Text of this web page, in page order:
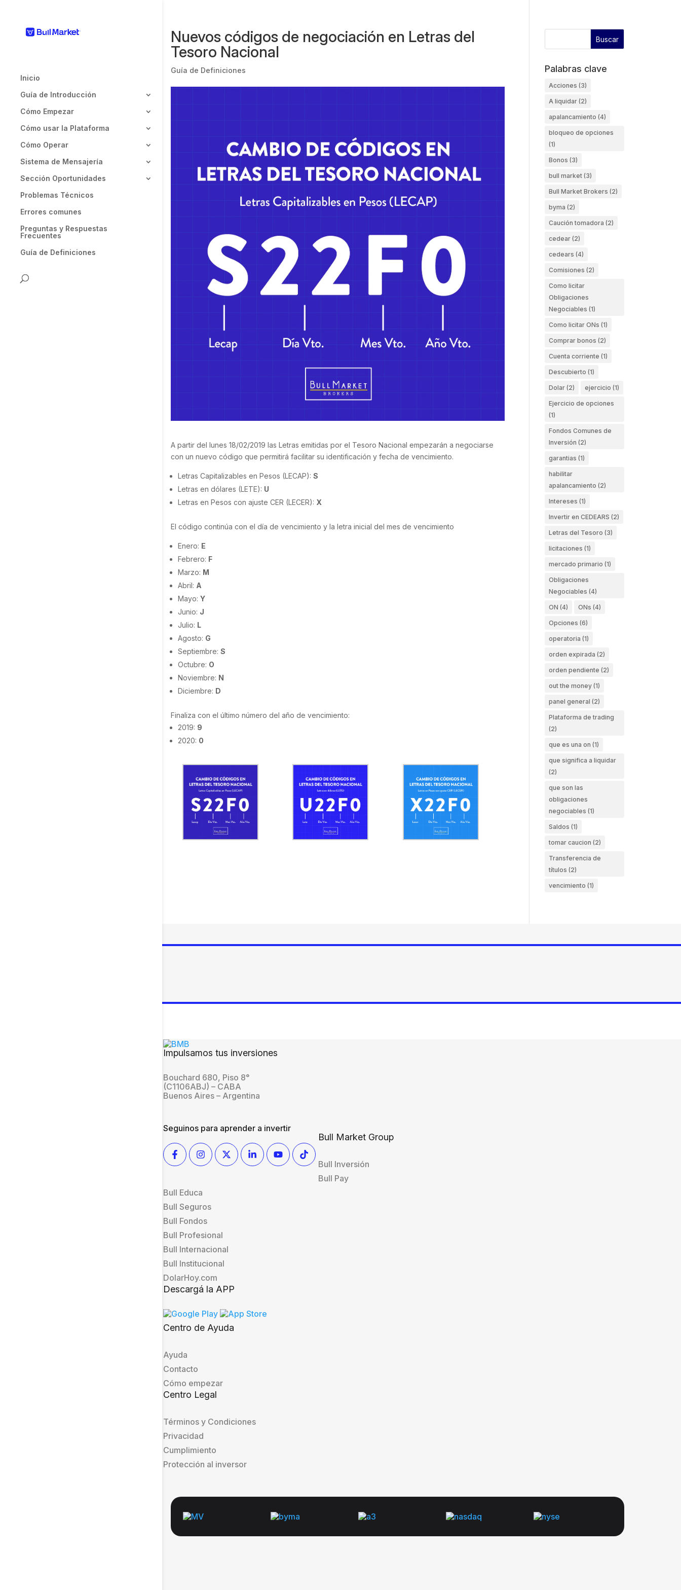
Inicio
Guía de Introducción
Cómo Empezar
Cómo usar la Plataforma
Cómo Operar
Sistema de Mensajería
Sección Oportunidades
Problemas Técnicos
Errores comunes
Preguntas y Respuestas
Frecuentes
Guía de Definiciones
Nuevos códigos de negociación en Letras del
Tesoro Nacional
Guía de Definiciones
A partir del lunes 18/02/2019 las Letras emitidas por el Tesoro Nacional empezarán a negociarse
con un nuevo código que permitirá facilitar su identificación y fecha de vencimiento.
Letras Capitalizables en Pesos (LECAP): S
Letras en dólares (LETE): U
Letras en Pesos con ajuste CER (LECER): X
El código continúa con el día de vencimiento y la letra inicial del mes de vencimiento
Enero: E
Febrero: F
Marzo: M
Abril: A
Mayo: Y
Junio: J
Julio: L
Agosto: G
Septiembre: S
Octubre: O
Noviembre: N
Diciembre: D
Finaliza con el último número del año de vencimiento:
2019: 9
2020: 0
Palabras clave
Acciones (3)
A liquidar (2)
apalancamiento (4)
bloqueo de opciones
(1)
Bonos (3)
bull market (3)
Bull Market Brokers (2)
byma (2)
Caución tomadora (2)
cedear (2)
cedears (4)
Comisiones (2)
Como licitar
Obligaciones
Negociables (1)
Como licitar ONs (1)
Comprar bonos (2)
Cuenta corriente (1)
Descubierto (1)
Dolar (2) ejercicio (1)
Ejercicio de opciones
(1)
Fondos Comunes de
Inversión (2)
garantias (1)
habilitar
apalancamiento (2)
Intereses (1)
Invertir en CEDEARS (2)
Letras del Tesoro (3)
licitaciones (1)
mercado primario (1)
Obligaciones
Negociables (4)
ON (4) ONs (4)
Opciones (6)
operatoria (1)
orden expirada (2)
orden pendiente (2)
out the money (1)
panel general (2)
Plataforma de trading
(2)
que es una on (1)
que significa a liquidar
(2)
que son las
obligaciones
negociables (1)
Saldos (1)
tomar caucion (2)
Transferencia de
títulos (2)
vencimiento (1)
Impulsamos tus inversiones
Bouchard 680, Piso 8°
(C1106ABJ) – CABA
Buenos Aires – Argentina
Seguinos para aprender a invertir
Bull Market Group
Bull Inversión
Bull Pay
Bull Educa
Bull Seguros
Bull Fondos
Bull Profesional
Bull Internacional
Bull Institucional
DolarHoy.com
Descargá la APP
Centro de Ayuda
Ayuda
Contacto
Cómo empezar
Centro Legal
Términos y Condiciones
Privacidad
Cumplimiento
Protección al inversor